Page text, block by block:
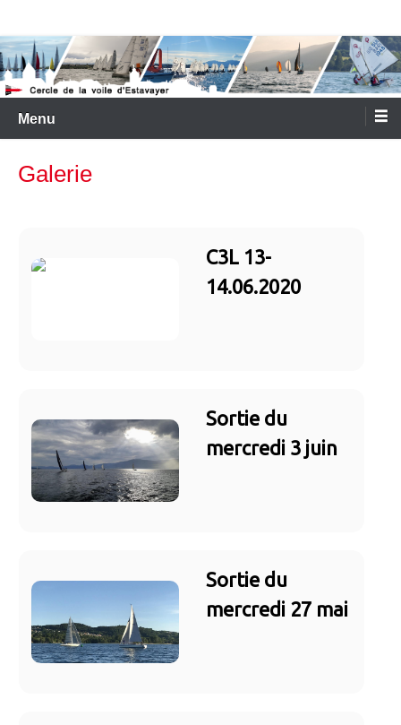
contenu
Cercle de la Voile d'Estavayer
Menu
Galerie
C3L 13-
14.06.2020
Sortie du
mercredi 3 juin
Sortie du
mercredi 27 mai